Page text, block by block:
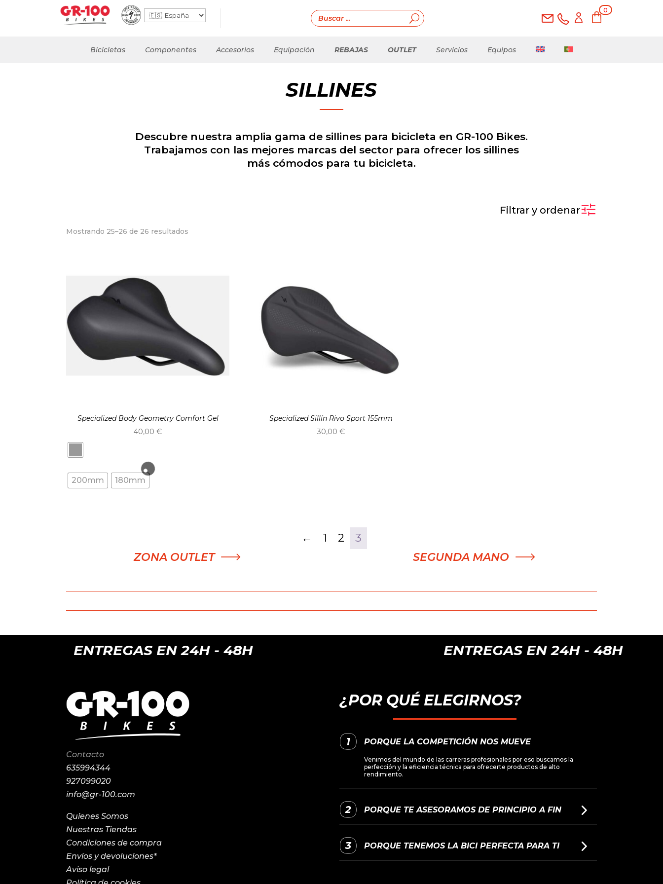
0
ele
Bicicletas Componentes Accesorios Equipación REBAJAS OUTLET Servicios Equipos
SILLINES
Descubre nuestra amplia gama de sillines para bicicleta en GR-100 Bikes.
Trabajamos con las mejores marcas del sector para ofrecer los sillines
más cómodos para tu bicicleta.
Filtrar y ordenar
Mostrando 25–26 de 26 resultados
Specialized Body Geometry Comfort Gel
40,00€
200mm 180mm
Specialized Sillín Rivo Sport 155mm
30,00€
← 1 2
3
ZONA OUTLET
SEGUNDA MANO
ENTREGAS EN 24H - 48H ENTREGAS EN 24H - 48H
Contacto
635994344
927099020
info@gr-100.com
Quienes Somos
Nuestras Tiendas
Condiciones de compra
Envíos y devoluciones*
Aviso legal
¿POR QUÉ ELEGIRNOS?
PORQUE LA COMPETICIÓN NOS MUEVE
Venimos del mundo de las carreras profesionales por eso buscamos la
perfección y la eficiencia técnica para ofrecerte productos de alto
rendimiento.
PORQUE TE ASESORAMOS DE PRINCIPIO A FIN
PORQUE TENEMOS LA BICI PERFECTA PARA TI